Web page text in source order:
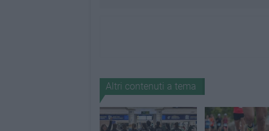
Altri contenuti a tema